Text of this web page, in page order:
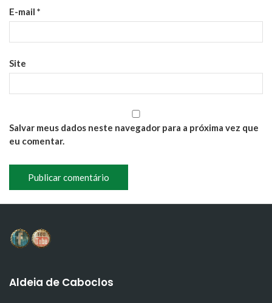
E-mail *
Site
Salvar meus dados neste navegador para a próxima vez que
eu comentar.
Aldeia de Caboclos